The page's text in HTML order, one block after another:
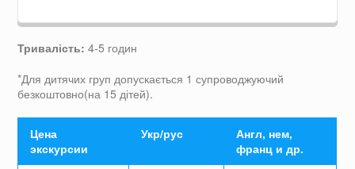
Тривалість: 4-5 годин
*Для дитячих груп допускається 1 супроводжуючий
безкоштовно(на 15 дітей).
Цена
экскурсии
Укр/рус
Англ, нем,
франц и др.